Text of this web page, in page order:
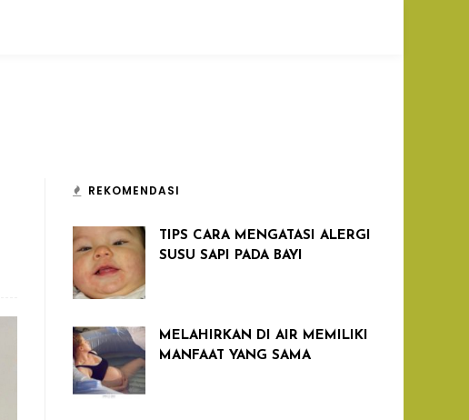
REKOMENDASI
TIPS CARA MENGATASI ALERGI
SUSU SAPI PADA BAYI
MELAHIRKAN DI AIR MEMILIKI
MANFAAT YANG SAMA